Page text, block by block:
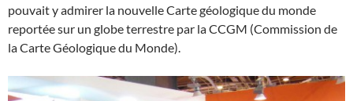
pouvait y admirer la nouvelle Carte géologique du monde
reportée sur un globe terrestre par la CCGM (Commission de
la Carte Géologique du Monde).